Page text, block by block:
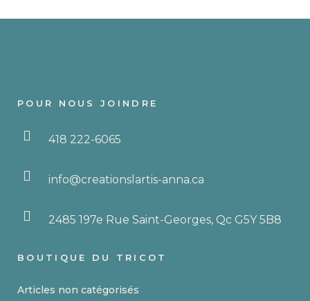
POUR NOUS JOINDRE
418 222-6065
info@creationslartis-anna.ca
2485 197e Rue Saint-Georges, Qc G5Y 5B8
BOUTIQUE DU TRICOT
Articles non catégorisés